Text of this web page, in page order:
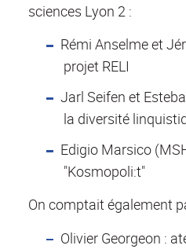
sciences Lyon 2 :
Rémi Anselme et
projet RELI
Jarl Seifen et
la diversité
Edigio Marsico
"Kosmopoli:t"
On comptait également
Olivier Georgeon :